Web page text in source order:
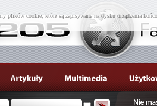
plików cookie, które są zapisywane na dysku urządzenia